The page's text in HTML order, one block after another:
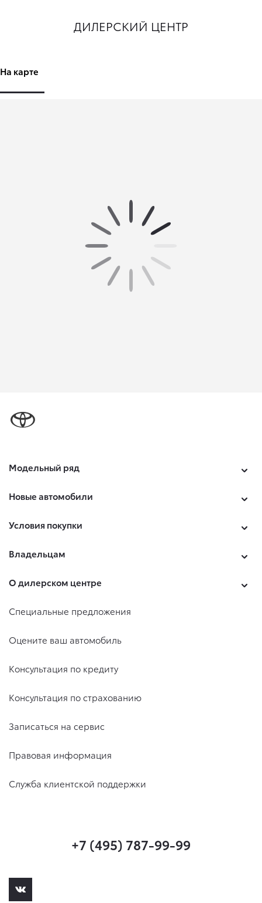
ДИЛЕРСКИЙ ЦЕНТР
На карте
Модельный ряд
Новые автомобили
Условия покупки
Владельцам
О дилерском центре
Специальные предложения
Оцените ваш автомобиль
Консультация по кредиту
Консультация по страхованию
Записаться на сервис
Правовая информация
Служба клиентской поддержки
+7 (495) 787-99-99